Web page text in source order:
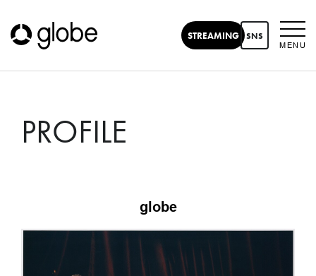
STREAMING SNS
MENU
PROFILE
globe